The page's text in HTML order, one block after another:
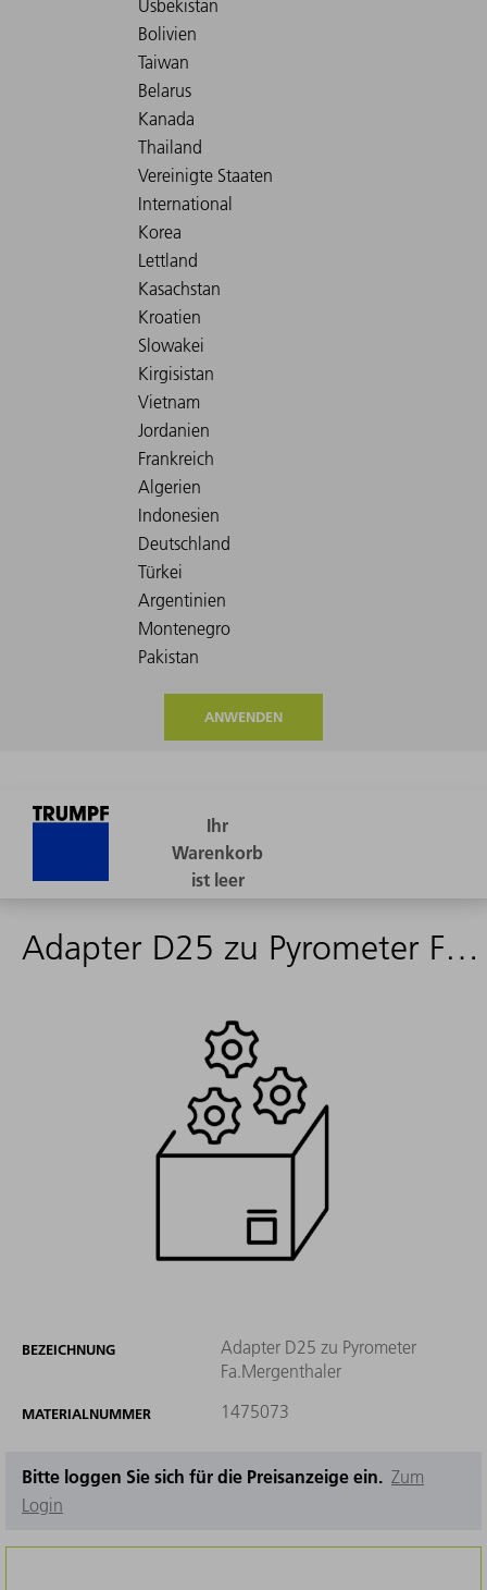
ANWENDEN
Adapter D25 zu Pyrometer Fa.Mergenthaler
BEZEICHNUNG
Adapter D25 zu Pyrometer
Fa.Mergenthaler
MATERIALNUMMER 1475073
Bitte loggen Sie sich für die Preisanzeige ein. Zum
Login